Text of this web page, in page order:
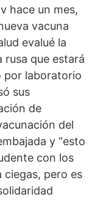
hace un mes,
vacuna
evalué la
que estará
por laboratorio
sus
de
del
y “esto
con los
ciegas, pero es